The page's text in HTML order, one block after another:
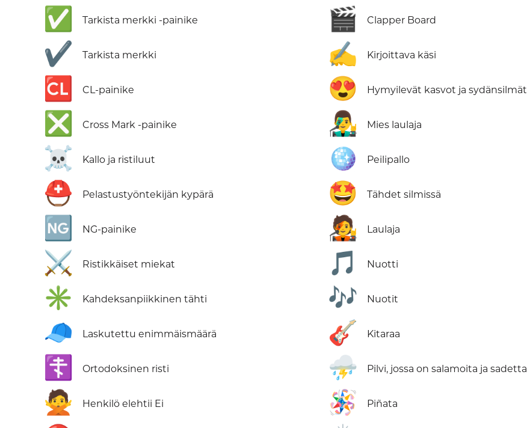
✅ Tarkista merkki -painike
✔️ Tarkista merkki
🆑 CL-painike
❎ Cross Mark -painike
☠️ Kallo ja ristiluut
⛑️ Pelastustyöntekijän kypärä
🆖 NG-painike
⚔️ Ristikkäiset miekat
✳️ Kahdeksanpiikkinen tähti
🧢 Laskutettu enimmäismäärä
☦️ Ortodoksinen risti
🙅 Henkilö elehtii Ei
🎬 Clapper Board
✍️ Kirjoittava käsi
😍 Hymyilevät kasvot ja sydänsilmät
👨‍🎤 Mies laulaja
🪩 Peilipallo
🤩 Tähdet silmissä
🧑‍🎤 Laulaja
🎵 Nuotti
🎶 Nuotit
🎸 Kitaraa
⛈️ Pilvi, jossa on salamoita ja sadetta
🪅 Piñata